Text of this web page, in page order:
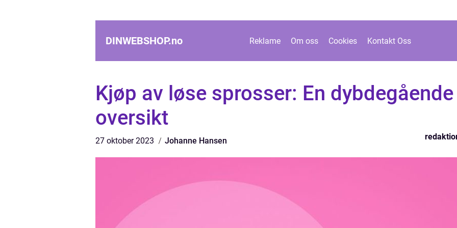
DINWEBSHOP.no Reklame Om oss Cookies Kontakt Oss
Kjøp av løse sprosser: En dybdegående
oversikt
27 oktober 2023 Johanne Hansen